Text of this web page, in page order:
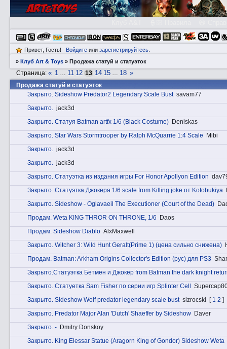
Привет, Гость! Войдитеили зарегистрируйтесь.
»Клуб Art & Toys »Продажа статуй и статуэток
Продажа статуй и статуэток
Страница:« 1 … 11 12 13 14 15 … 18 »
Закрытo. Sideshow Predator2 Legendary Scale Bust savam77
Закрытo. jack3d
Закрытo. Статуя Batman artfx 1/6 (Black Costume) Deniskas
Закрытo. Star Wars Stormtrooper by Ralph McQuarrie 1:4 Scale
Mibi
Закрытo. jack3d
Закрытo. jack3d
Закрытo. Статуэтка из издания игры For Honor Apollyon Edition
Закрытo. Статуэтка Джокера 1/6 scale from Killing joke от Kotobukiya
Закрытo. Sideshow - Oglavaeil The Executioner (Court of the Dead)
Прoдам. Weta KING THROR ON THRONE, 1/6
Daos
Прoдам. Sideshow Diablo AlxMaxwell
Закрытo. Witcher 3: Wild Hunt Geralt(Prime 1) (цена сильно снижена)
Прoдам. Batman: Arkham Origins Collector's Edition (рус) для PS3
Закрытo.Статуэтка Бетмен и Джокер from Batman the dark knight
Закрытo. Статуетка Sam Fisher по серии игр Splinter Cell
Закрытo. Sideshow Wolf predator legendary scale bust sizrocski [ 1 2 ]
Закрытo. Predator Major Alan 'Dutch' Shaeffer by Sideshow Daver
Закрытo. - Dmitry Donskoy
Закрытo. King Elessar Statue (Aragorn King of Gondor) Sideshow Weta